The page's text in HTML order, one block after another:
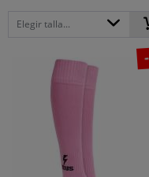
Elegir talla...